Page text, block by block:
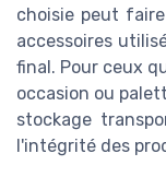
choisie peut
accessoires
final. Pour ceux
occasion ou
stockage
l'intégrité des